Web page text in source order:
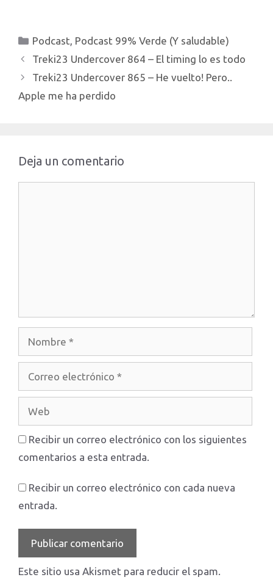
Verde....):…
Categorías
Podcast Podcast 99% Verde (Y saludable)
Treki23 Undercover 864 – El timing lo es todo
Treki23 Undercover 865 – He vuelto! Pero..
Apple me ha perdido
Deja un comentario
electrónico
Recibir un correo electrónico con los siguientes
comentarios a esta entrada.
Recibir un correo electrónico con cada nueva
entrada.
Este sitio usa Akismet para reducir el spam.